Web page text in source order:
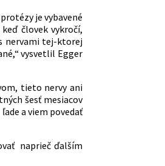
je vybavené
človek vykročí,
nervami tej-ktorej
vysvetlil Egger
tieto nervy ani
šesť mesiacov
a viem povedať
naprieč ďalším